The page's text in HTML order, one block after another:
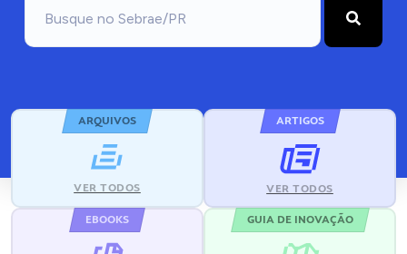
ARQUIVOS
VER TODOS
ARTIGOS
VER TODOS
EBOOKS GUIA DE INOVAÇÃO